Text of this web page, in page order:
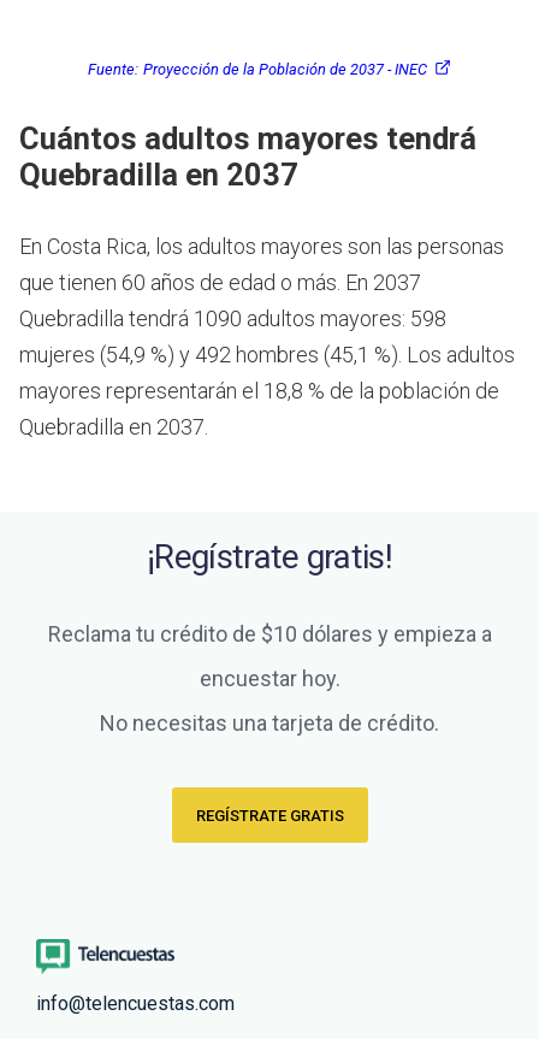
Fuente: Proyección de la Población de 2037 - INEC
Cuántos adultos mayores tendrá
Quebradilla en 2037
En Costa Rica, los adultos mayores son las personas
que tienen 60 años de edad o más. En 2037
Quebradilla tendrá 1090 adultos mayores: 598
mujeres (54,9 %) y 492 hombres (45,1 %). Los adultos
mayores representarán el 18,8 % de la población de
Quebradilla en 2037.
¡Regístrate gratis!
Reclama tu crédito de $10 dólares y empieza a
encuestar hoy.
No necesitas una tarjeta de crédito.
REGÍSTRATE GRATIS
info@telencuestas.com